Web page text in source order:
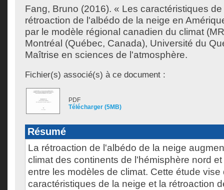
Fang, Bruno (2016). « Les caractéristiques
rétroaction de l'albédo de la neige en
par le modèle régional canadien du climat
Montréal (Québec, Canada), Université du
Maîtrise en sciences de l'atmosphère.
Fichier(s) associé(s) à ce document :
PDF
Télécharger (5MB)
Résumé
La rétroaction de l'albédo de la neige
climat des continents de l'hémisphère nord
entre les modèles de climat. Cette étude
caractéristiques de la neige et la rétroaction